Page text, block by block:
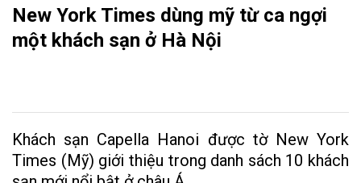
New York Times dùng mỹ từ ca ngợi
một khách sạn ở Hà Nội
Khách sạn Capella Hanoi được tờ New York
Times (Mỹ) giới thiệu trong danh sách 10 khách